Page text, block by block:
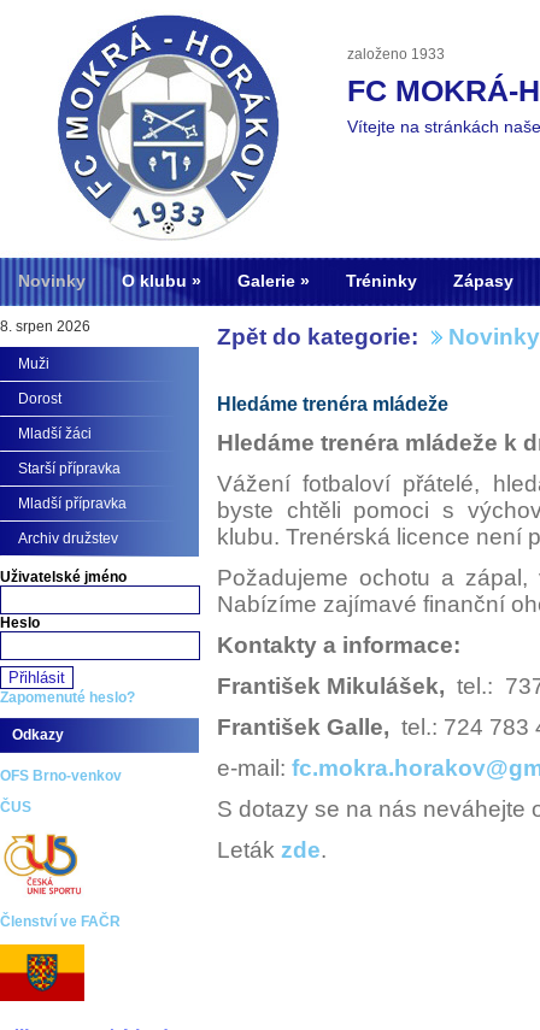
založeno 1933
FC MOKRÁ-
Vítejte na stránkách
Novinky O klubu Galerie Tréninky Zápasy
Zpět do kategorie: Novinky
Hledáme trenéra mládeže
Hledáme trenéra mládeže k
Vážení fotbaloví přátelé,
byste chtěli pomoci s
klubu. Trenérská licence není
Požadujeme ochotu a
Nabízíme zajímavé finanční
Kontakty a informace:
František Mikulášek, tel.:
František Galle, tel.: 724 783
e-mail:
S dotazy se na nás neváhejte
Leták zde.
8. srpen 2026
Muži
Dorost
Mladší žáci
Starší přípravka
Mladší přípravka
Archiv družstev
Uživatelské jméno
Heslo
Zapomenuté heslo?
Odkazy
OFS Brno-venkov
ČUS
Členství ve FAČR